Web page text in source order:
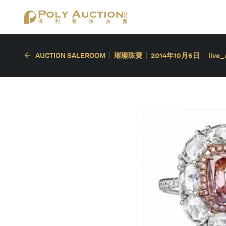
AUCTION SALEROOM 璀璨珠寶 2014年10月6日